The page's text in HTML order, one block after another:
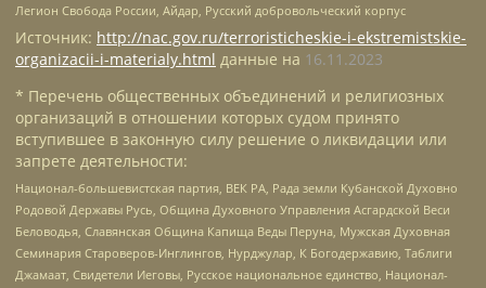
Легион Свобода России, Айдар, Русский добровольческий корпус
Источник: http://nac.gov.ru/terroristicheskie-i-ekstremistskie-
organizacii-i-materialy.html данные на 16.11.2023
* Перечень общественных объединений и религиозных
организаций в отношении которых судом принято
вступившее в законную силу решение о ликвидации или
запрете деятельности:
Национал-большевистская партия, ВЕК РА, Рада земли Кубанской Духовно
Родовой Державы Русь, Община Духовного Управления Асгардской Веси
Беловодья, Славянская Община Капища Веды Перуна, Мужская Духовная
Семинария Староверов-Инглингов, Нурджулар, К Богодержавию, Таблиги
Джамаат, Свидетели Иеговы, Русское национальное единство, Национал-